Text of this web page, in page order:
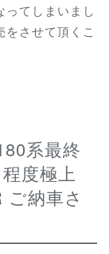
ってしまいまし
させて頂くこ
度極上
納車さ